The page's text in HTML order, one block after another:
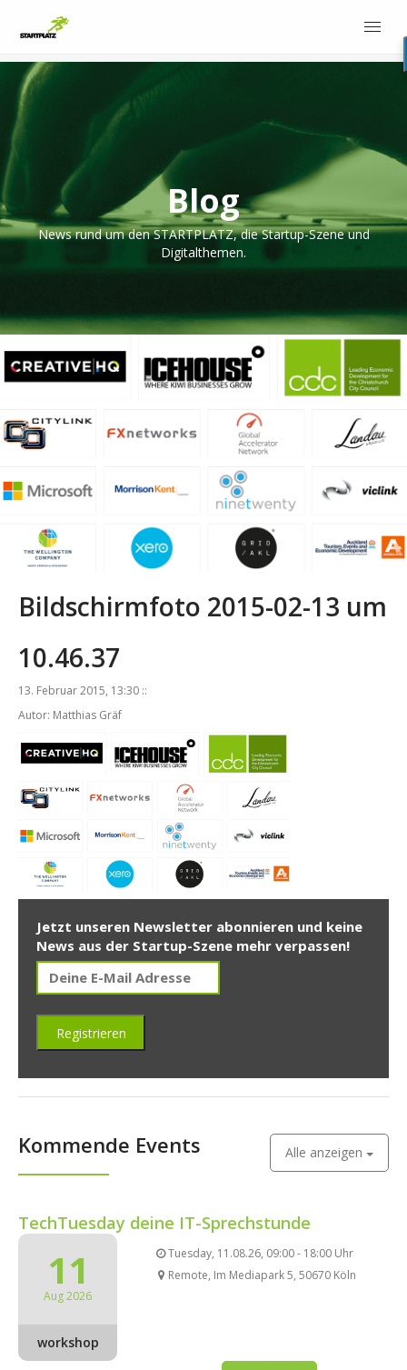
Blog
News rund um den STARTPLATZ, die Startup-Szene und
Digitalthemen.
Bildschirmfoto 2015-02-13 um
10.46.37
13. Februar 2015, 13:30 ::
Autor: Matthias Gräf
Jetzt unseren Newsletter abonnieren und keine
News aus der Startup-Szene mehr verpassen!
Kommende Events Alle anzeigen
TechTuesday deine IT-Sprechstunde
11
Aug 2026
workshop
Tuesday, 11.08.26, 09:00 - 18:00 Uhr
Remote, Im Mediapark 5, 50670 Köln